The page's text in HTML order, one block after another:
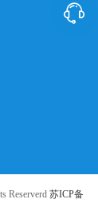
Reserverd 苏ICP备
